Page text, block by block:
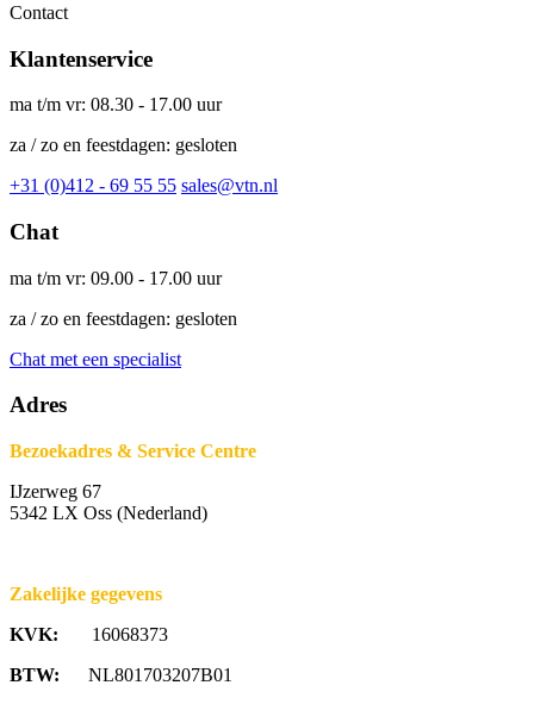
Contact
Klantenservice
ma t/m vr: 08.30 - 17.00 uur
za / zo en feestdagen: gesloten
+31 (0)412 - 69 55 55 sales@vtn.nl
Chat
ma t/m vr: 09.00 - 17.00 uur
za / zo en feestdagen: gesloten
Chat met een specialist
Adres
Bezoekadres & Service Centre
IJzerweg 67
5342 LX Oss (Nederland)
Zakelijke gegevens
KVK: 16068373
BTW: NL801703207B01